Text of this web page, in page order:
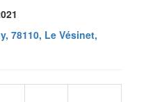
78110, Le Vésinet,